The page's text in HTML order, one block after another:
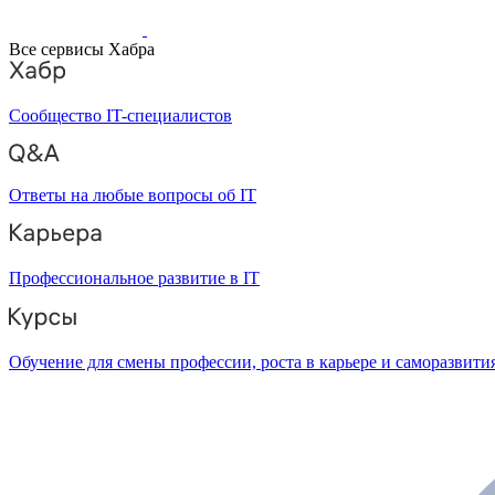
Все сервисы Хабра
Сообщество IT-специалистов
Ответы на любые вопросы об IT
Профессиональное развитие в IT
Обучение для смены профессии, роста в карьере и